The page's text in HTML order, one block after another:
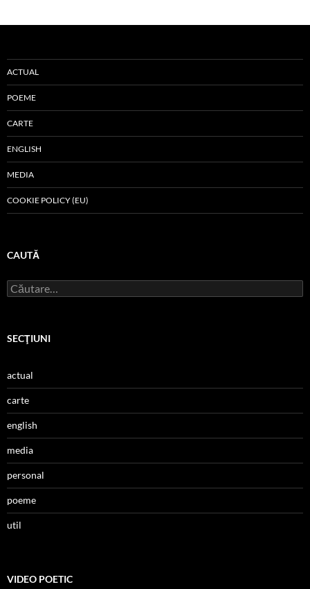
ACTUAL
POEME
CARTE
ENGLISH
MEDIA
COOKIE POLICY (EU)
CAUTĂ
Caută
după:
SECŢIUNI
actual
carte
english
media
personal
poeme
util
VIDEO POETIC